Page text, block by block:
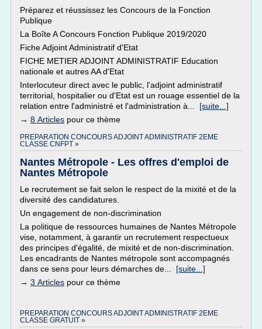
Préparez et réussissez les Concours de la Fonction
Publique
La Boîte A Concours Fonction Publique 2019/2020
Fiche Adjoint Administratif d'Etat
FICHE METIER ADJOINT ADMINISTRATIF Education
nationale et autres AA d'Etat
Interlocuteur direct avec le public, l'adjoint administratif
territorial, hospitalier ou d'Etat est un rouage essentiel de la
relation entre l'administré et l'administration à... [suite...]
→ 8 Articles pour ce thème
PREPARATION CONCOURS ADJOINT ADMINISTRATIF 2EME
CLASSE CNFPT »
Nantes Métropole - Les offres d'emploi de
Nantes Métropole
Le recrutement se fait selon le respect de la mixité et de la
diversité des candidatures.
Un engagement de non-discrimination
La politique de ressources humaines de Nantes Métropole
vise, notamment, à garantir un recrutement respectueux
des principes d'égalité, de mixité et de non-discrimination.
Les encadrants de Nantes métropole sont accompagnés
dans ce sens pour leurs démarches de... [suite...]
→ 3 Articles pour ce thème
PREPARATION CONCOURS ADJOINT ADMINISTRATIF 2EME
CLASSE GRATUIT »